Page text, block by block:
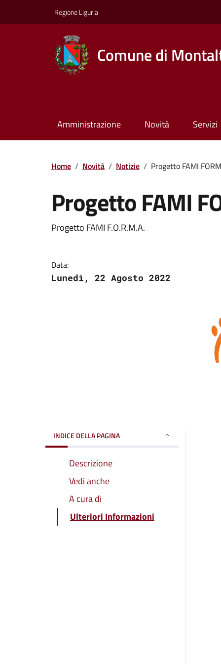
Regione Liguria
Comune di
Amministrazione Novità Servizi
Home / Novità / Notizie / Progetto FAMI
Progetto FAMI
Progetto FAMI F.O.R.M.A.
Data:
Lunedì, 22 Agosto 2022
INDICE DELLA PAGINA
Descrizione
Vedi anche
A cura di
Ulteriori Informazioni